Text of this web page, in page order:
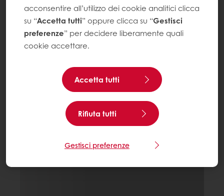
acconsentire all’utilizzo dei cookie analitici clicca
su “Accetta tutti” oppure clicca su “Gestisci
preferenze” per decidere liberamente quali
cookie accettare.
Accetta tutti
Rifiuta tutti
Gestisci preferenze